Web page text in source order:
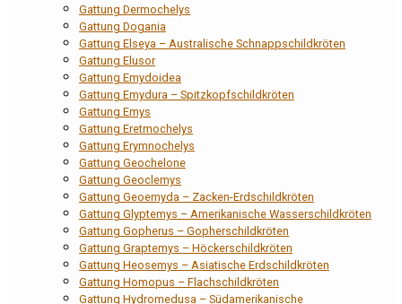
Gattung Dermochelys
Gattung Dogania
Gattung Elseya – Australische Schnappschildkröten
Gattung Elusor
Gattung Emydoidea
Gattung Emydura – Spitzkopfschildkröten
Gattung Emys
Gattung Eretmochelys
Gattung Erymnochelys
Gattung Geochelone
Gattung Geoclemys
Gattung Geoemyda – Zacken-Erdschildkröten
Gattung Glyptemys – Amerikanische Wasserschildkröten
Gattung Gopherus – Gopherschildkröten
Gattung Graptemys – Höckerschildkröten
Gattung Heosemys – Asiatische Erdschildkröten
Gattung Homopus – Flachschildkröten
Gattung Hydromedusa – Südamerikanische